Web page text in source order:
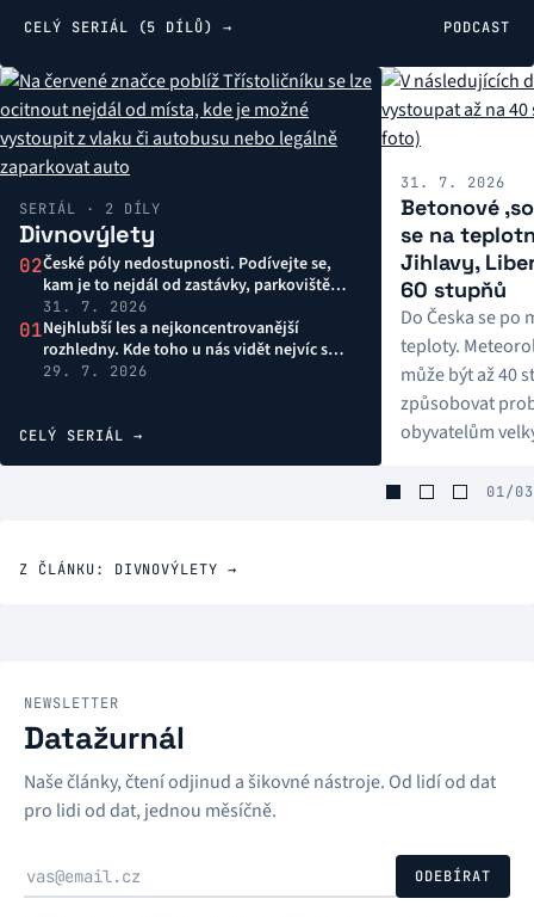
01‚Vztahy mají zraňovat a bolet. To ve mně zůstane.‘
22. 6. 2026
CELÝ SERIÁL (5 DÍLŮ) → PODCAST
SERIÁL · 2 DÍLY
Divnovýlety
02České póly nedostupnosti. Podívejte se,
kam je to nejdál od zastávky, parkoviště
nebo hospody
31. 7. 2026
01Nejhlubší les a nejkoncentrovanější
rozhledny. Kde toho u nás vidět nejvíc s
nejmenším počtem kroků
29. 7. 2026
CELÝ SERIÁL →
31. 7. 2026
Betonové
se na
Jihlavy,
60 stupňů
Do Česka se po
teploty.
může být až 40
způsobovat
obyvatelům
iROZHLAS.cz
01/03
Z ČLÁNKU: DIVNOVÝLETY →
NEWSLETTER
Datažurnál
Naše články, čtení odjinud a šikovné nástroje. Od lidí od dat
pro lidi od dat, jednou měsíčně.
Váš e-mail ODEBÍRAT